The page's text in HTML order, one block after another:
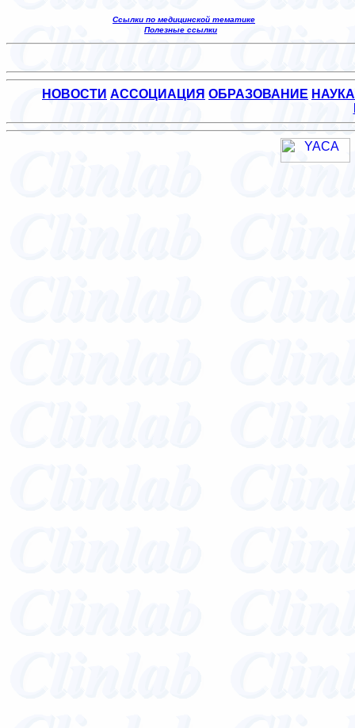
Ссылки по медицинской тематике
Полезные ссылки
НОВОСТИ АССОЦИАЦИЯ ОБРАЗОВАНИЕ НАУКА